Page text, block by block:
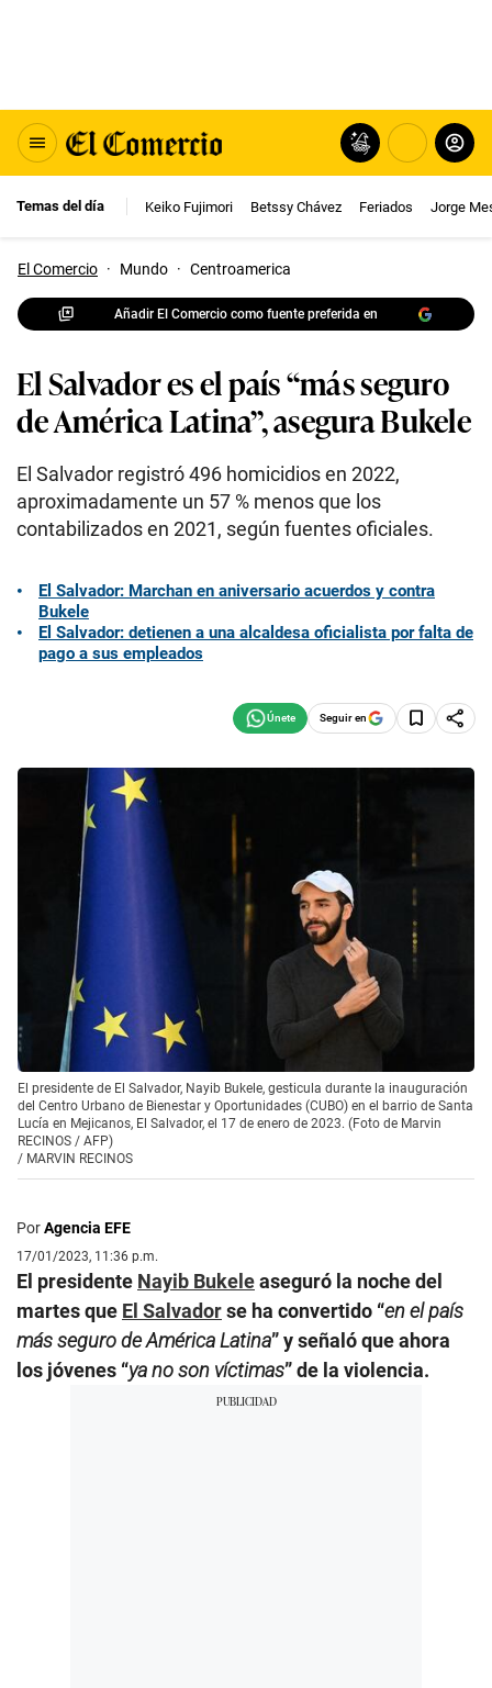
Temas del día Keiko Fujimori Betssy Chávez Feriados Jorge
El Comercio · Mundo · Centroamerica
Añadir El Comercio como fuente preferida en
El Salvador es el país “más seguro
de América Latina”, asegura Bukele
El Salvador registró 496 homicidios en 2022,
aproximadamente un 57 % menos que los
contabilizados en 2021, según fuentes oficiales.
El Salvador: Marchan en aniversario acuerdos y contra
Bukele
El Salvador: detienen a una alcaldesa oficialista por falta de
pago a sus empleados
Seguir en
El presidente de El Salvador, Nayib Bukele, gesticula durante la inauguración
del Centro Urbano de Bienestar y Oportunidades (CUBO) en el barrio de Santa
Lucía en Mejicanos, El Salvador, el 17 de enero de 2023. (Foto de Marvin
RECINOS / AFP)
/ MARVIN RECINOS
PorAgencia EFE
17/01/2023, 11:36 p.m.
El presidente Nayib Bukeleaseguró la noche del
martes que El Salvadorse ha convertido “en el país
más seguro de América Latina” y señaló que ahora
los jóvenes “ya no son víctimas” de la violencia.